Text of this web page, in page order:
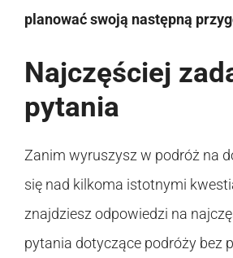
planować swoją następną
Najczęściej
pytania
Zanim wyruszysz w podróż na
się nad kilkoma istotnymi
znajdziesz odpowiedzi na
pytania dotyczące podróży bez